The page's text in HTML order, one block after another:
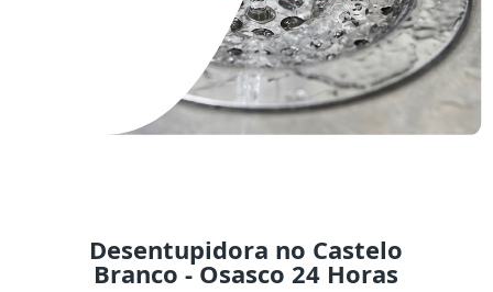
Desentupidora no Castelo
Branco - Osasco 24 Horas